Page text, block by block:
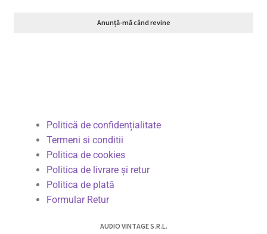
Anunță-mă când revine
Politică de confidențialitate
Termeni si conditii
Politica de cookies
Politica de livrare și retur
Politica de plată
Formular Retur
AUDIO VINTAGE S.R.L.